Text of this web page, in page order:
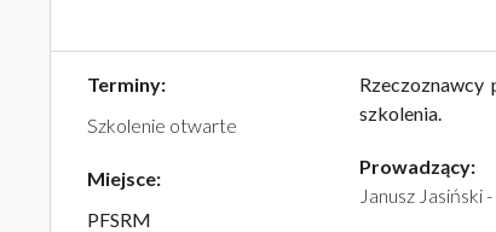
Terminy:
Szkolenie otwarte
Miejsce:
PFSRM
szkolenia.
Prowadzący:
Janusz